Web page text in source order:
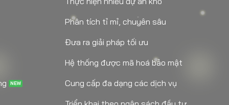
Phân tích tỉ mỉ, chuyên sâu
Đưa ra giải pháp tối ưu
Hệ thống được mã hoá bảo mật
Cung cấp đa dạng các dịch vụ